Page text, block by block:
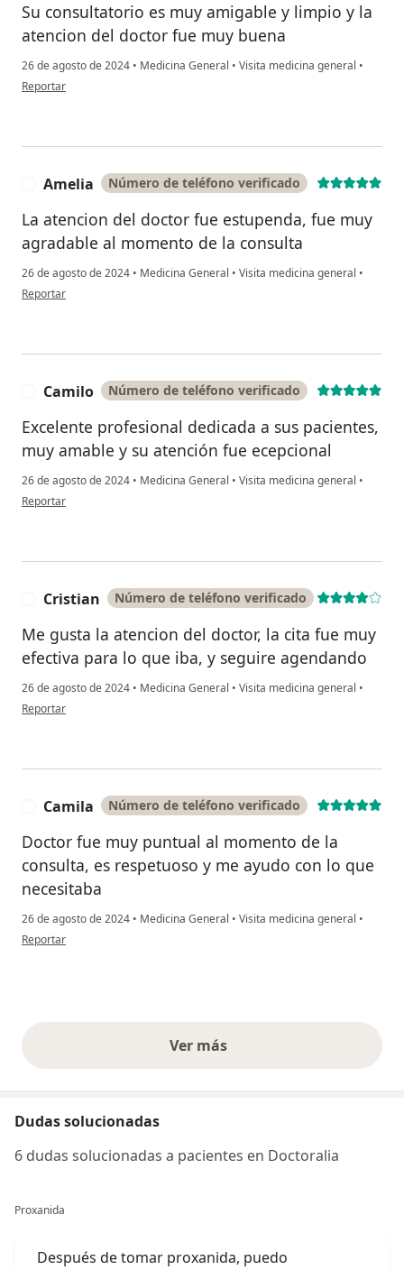
Su consultatorio es muy amigable y limpio y la
atencion del doctor fue muy buena
26 de agosto de 2024 • Medicina General • Visita medicina general •
en opinión del usuario Juan
Reportar
Amelia Número de teléfono verificado
La atencion del doctor fue estupenda, fue muy
agradable al momento de la consulta
26 de agosto de 2024 • Medicina General • Visita medicina general •
en opinión del usuario Amelia
Reportar
Camilo Número de teléfono verificado
Excelente profesional dedicada a sus pacientes,
muy amable y su atención fue ecepcional
26 de agosto de 2024 • Medicina General • Visita medicina general •
en opinión del usuario Camilo
Reportar
Cristian Número de teléfono verificado
Me gusta la atencion del doctor, la cita fue muy
efectiva para lo que iba, y seguire agendando
26 de agosto de 2024 • Medicina General • Visita medicina general •
en opinión del usuario Cristian
Reportar
Camila Número de teléfono verificado
Doctor fue muy puntual al momento de la
consulta, es respetuoso y me ayudo con lo que
necesitaba
26 de agosto de 2024 • Medicina General • Visita medicina general •
en opinión del usuario Camila
Reportar
Ver másopiniones anteriores
Dudas solucionadas
6 dudas solucionadas a pacientes en Doctoralia
Proxanida
Después de tomar proxanida, puedo